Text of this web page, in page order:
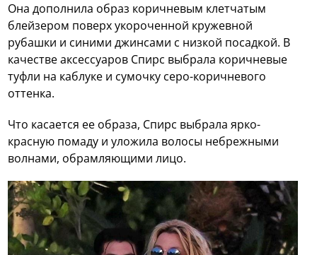
Она дополнила образ коричневым клетчатым
блейзером поверх укороченной кружевной
рубашки и синими джинсами с низкой посадкой. В
качестве аксессуаров Спирс выбрала коричневые
туфли на каблуке и сумочку серо-коричневого
оттенка.
Что касается ее образа, Спирс выбрала ярко-
красную помаду и уложила волосы небрежными
волнами, обрамляющими лицо.